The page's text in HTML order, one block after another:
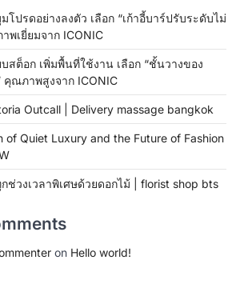
โปรดอย่างลงตัว เลือก “เก้าอี้บาร์ปรับระดับไม่
พเยี่ยมจาก ICONIC
บสต็อก เพิ่มพื้นที่ใช้งาน เลือก “ชั้นวางของ
คุณภาพสูงจาก ICONIC
Outcall | Delivery massage bangkok
of Quiet Luxury and the Future of Fashion
กช่วงเวลาพิเศษด้วยดอกไม้ | florist shop bts
on Hello world!